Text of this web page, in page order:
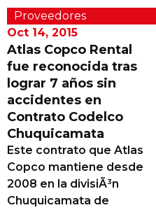
Minería Superficie
Minerí­a Subterránea
Proveedores
Canal Digital
Columnas de Opinión
Designaciones
Proveedores
Oct 14, 2015
Atlas Copco Rental
fue reconocida tras
lograr 7 años sin
accidentes en
Contrato Codelco
Chuquicamata
Este contrato que Atlas
Copco mantiene desde
2008 en la divisiÃ³n
Chuquicamata de